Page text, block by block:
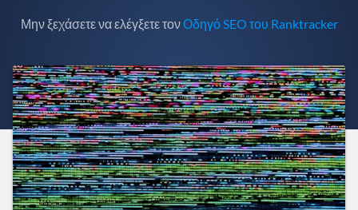
Μην ξεχάσετε να ελέγξετε τονΟδηγό SEO του Ranktracker